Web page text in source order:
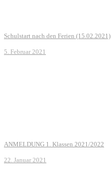
Schulstart nach den Ferien (15.02.2021)
5. Februar 2021
ANMELDUNG 1. Klassen 2021/2022
22. Januar 2021